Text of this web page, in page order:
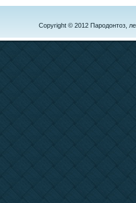
Copyright © 2012 Пародонтоз,